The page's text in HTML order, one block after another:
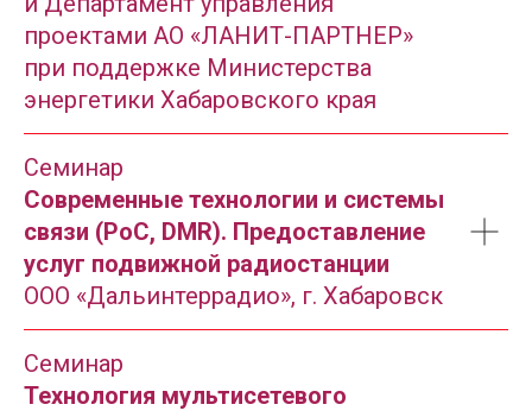
проектами АО «ЛАНИТ-ПАРТНЕР»
при поддержке Министерства
энергетики Хабаровского края
Семинар
Современные технологии и системы
связи (PoC, DMR). Предоставление
услуг подвижной радиостанции
ООО «Дальинтеррадио», г. Хабаровск
Семинар
Технология мультисетевого